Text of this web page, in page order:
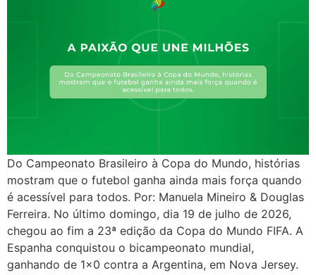
Do Campeonato Brasileiro à Copa do Mundo, histórias
mostram que o futebol ganha ainda mais força quando
é acessível para todos. Por: Manuela Mineiro & Douglas
Ferreira. No último domingo, dia 19 de julho de 2026,
chegou ao fim a 23ª edição da Copa do Mundo FIFA. A
Espanha conquistou o bicampeonato mundial,
ganhando de 1×0 contra a Argentina, em Nova Jersey.